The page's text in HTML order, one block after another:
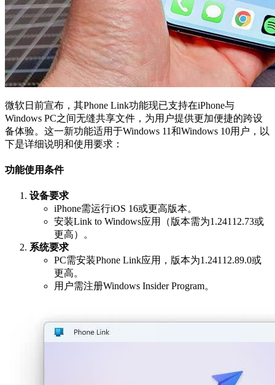
微软日前宣布，其Phone Link功能现已支持在iPhone与
Windows PC之间无缝共享文件，为用户提供更加便捷的跨设
备体验。这一新功能适用于Windows 11和Windows 10用户，以
下是详细说明和使用要求：
功能使用条件
设备要求
iPhone需运行iOS 16或更高版本。
安装Link to Windows应用（版本需为1.24112.73或
更高）。
系统要求
PC需安装Phone Link应用，版本为1.24112.89.0或
更高。
用户需注册Windows Insider Program。